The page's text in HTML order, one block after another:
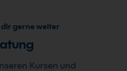
Prozesse und
individuell an die
gerne weiter
Kursen und